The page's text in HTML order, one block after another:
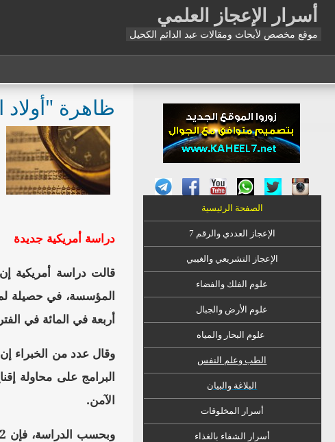
أسرار الإعجاز العلمي
موقع مخصص لأبحاث ومقالات عبد الدائم الكحيل
ظاهرة "أولاد
دراسة أمريكية جديدة
المؤسسة، في حصيلة
أربعة في المائة في الفترة ما بين 2005 و2007، وذلك بعد سنوات من التراجع الحاد، وصلت نسبته
وقال عدد من الخبراء
البرامج على محاولة
الآمن.
الصفحة الرئيسية
الإعجاز العددي والرقم 7
الإعجاز التشريعي والغيبي
علوم الفلك والفضاء
علوم الأرض والجبال
علوم البحار والمياه
الطب وعلم النفس
البلاغة والبيان
أسرار المخلوقات
أسرار الشفاء بالغذاء